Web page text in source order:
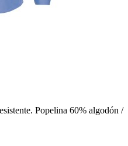
Popelina 60% algodón /